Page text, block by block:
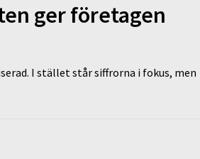
ger företagen
I stället står siffrorna i fokus, men